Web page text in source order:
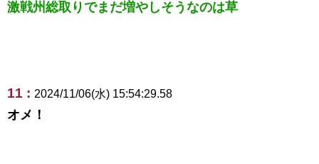
激戦州総取りでまだ増やしそうなのは草
11 : 2024/11/06(水) 15:54:29.58
オメ！